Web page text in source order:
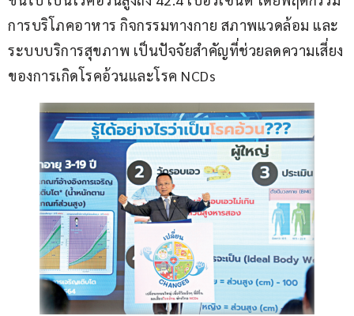
การบริโภคอาหาร กิจกรรมทางกาย สภาพแวดล้อม และ
ระบบบริการสุขภาพ เป็นปัจจัยสำคัญที่ช่วยลดความเสี่ยง
ของการเกิดโรคอ้วนและโรค NCDs